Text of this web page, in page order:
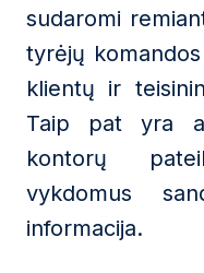
sudaromi
tyrėjų
klientų ir
Taip pat yra
kontorų
vykdomus
informacija.